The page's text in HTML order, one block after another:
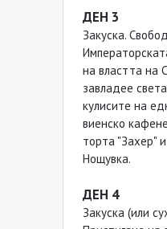
ДЕН 3
Закуска.
на властта на
завладее
кулисите на
виенско
торта "Захер"
Нощувка.
ДЕН 4
Закуска (или